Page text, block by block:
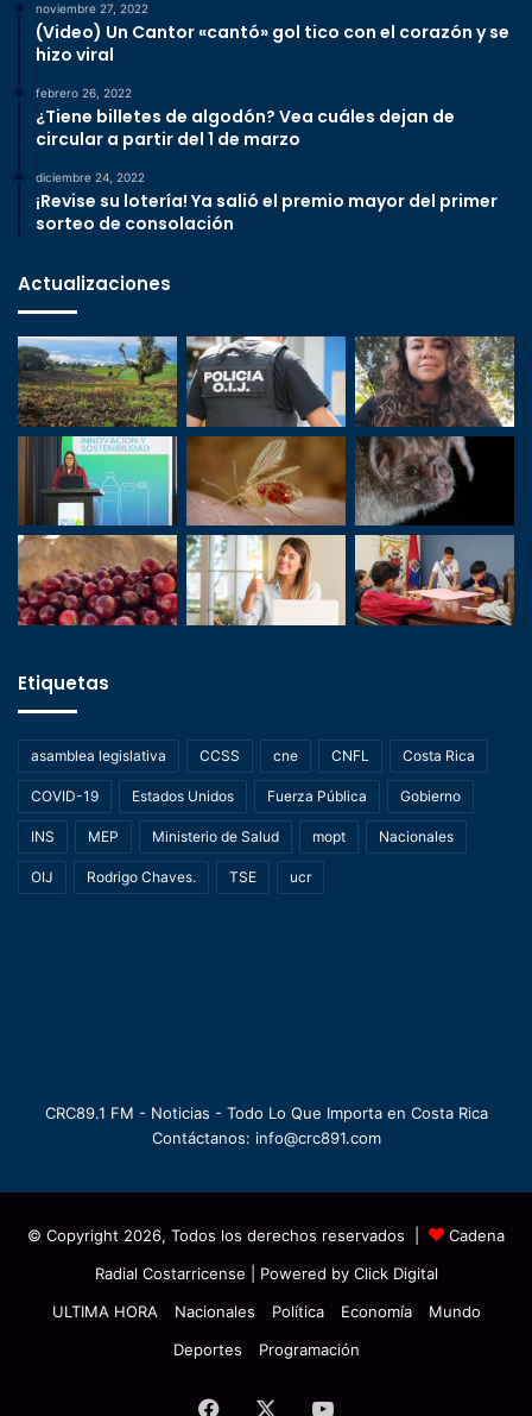
noviembre 27, 2022
(Video) Un Cantor «cantó» gol tico con el corazón y se
hizo viral
febrero 26, 2022
¿Tiene billetes de algodón? Vea cuáles dejan de
circular a partir del 1 de marzo
diciembre 24, 2022
¡Revise su lotería! Ya salió el premio mayor del primer
sorteo de consolación
Actualizaciones
Etiquetas
asamblea legislativa CCSS cne CNFL Costa Rica
COVID-19 Estados Unidos Fuerza Pública Gobierno
INS MEP Ministerio de Salud mopt Nacionales
OIJ Rodrigo Chaves. TSE ucr
CRC89.1 FM - Noticias - Todo Lo Que Importa en Costa Rica
Contáctanos: info@crc891.com
© Copyright 2026, Todos los derechos reservados |
Cadena
Radial Costarricense | Powered by Click Digital
ULTIMA HORA
Nacionales Política Economía
Mundo
Deportes
Programación
Facebook